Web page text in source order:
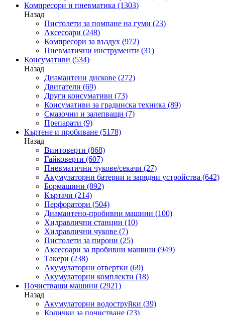
Компресори и пневматика (1303)
Назад
Пистолети за помпане на гуми (23)
Аксесоари (248)
Компресори за въздух (972)
Пневматични инструменти (31)
Консумативи (534)
Назад
Диамантени дискове (272)
Двигатели (69)
Други консумативи (73)
Консумативи за градинска техника (89)
Смазочни и залепващи (7)
Препарати (9)
Къртене и пробиване (5178)
Назад
Винтоверти (868)
Гайковерти (607)
Пневматични чукове/секачи (27)
Акумулаторни батерии и зарядни устройства (642)
Бормашини (892)
Къртачи (214)
Перфоратори (504)
Диамантено-пробивни машини (100)
Хидравлични станции (10)
Хидравлични чукове (7)
Пистолети за пирони (25)
Аксесоари за пробивни машини (949)
Такери (238)
Акумулаторни отвертки (69)
Акумулаторни комплекти (18)
Почистващи машини (2921)
Назад
Акумулаторни водоструйки (39)
Колички за почистване (23)